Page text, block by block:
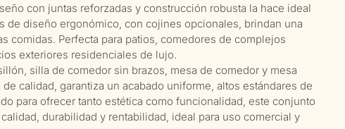
con juntas reforzadas y construcción robusta la hace ideal
de diseño ergonómico, con cojines opcionales, brindan una
comidas. Perfecta para patios, comedores de complejos
exteriores residenciales de lujo.
silla de comedor sin brazos, mesa de comedor y mesa
calidad, garantiza un acabado uniforme, altos estándares de
para ofrecer tanto estética como funcionalidad, este conjunto
durabilidad y rentabilidad, ideal para uso comercial y